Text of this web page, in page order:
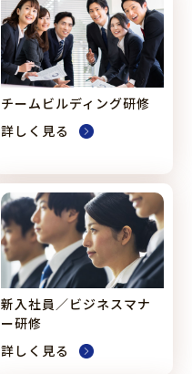
チームビルディング研修
詳しく見る
新入社員／ビジネスマナ
ー研修
詳しく見る